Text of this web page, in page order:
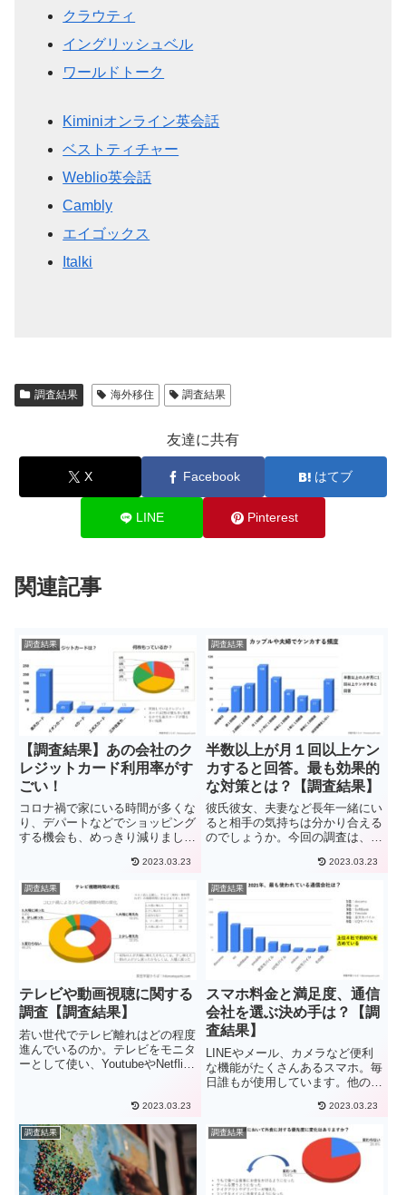
クラウティ
イングリッシュベル
ワールドトーク
Kiminiオンライン英会話
ベストティチャー
Weblio英会話
Cambly
エイゴックス
Italki
調査結果 海外移住 調査結果
友達に共有
X Facebook はてブ
LINE Pinterest
関連記事
調査結果
【調査結果】あの会社のク
レジットカード利用率がす
ごい！
コロナ禍で家にいる時間が多くな
り、デパートなどでショッピング
する機会も、めっきり減りまし
どこかで買わなければ、生活が困
難になります。そんな中ショッピ
ングの形態として、ネットショッ
ピングの利用率が伸びています。
総...
2023.03.23
調査結果
半数以上が月１回以上ケン
カすると回答。最も効果的
な対策とは？【調査結果】
彼氏彼女、夫妻など長年一緒にい
ると相手の気持ちは分かり合える
のでしょうか。今回の調査は、夫
て、調査しました。そこから、男
女間のケンカの原因や対策につい
て考えていきます。回答者詳細今
回の調査には、10代から70代...
2023.03.23
調査結果
テレビや動画視聴に関する
調査【調査結果】
若い世代でテレビ離れはどの程度
進んでいるのか。テレビをモニタ
ーとして使い、YoutubeやNetflix
レビの視聴は増えたのか、動画配
信の視聴（有料・無料問わず）は
増えたのか。今回...
2023.03.23
調査結果
スマホ料金と満足度、通信
会社を選ぶ決め手は？【調
査結果】
LINEやメール、カメラなど便利
な機能がたくさんあるスマホ。毎
日誰もが使用しています。他の人
支払い、どこの通信会社を利用し
ているのでしょうか。また、満足
度はどこの会社が高く、何を基準
に選んでいるのでしょうか。今...
2023.03.23
調査結果 調査結果